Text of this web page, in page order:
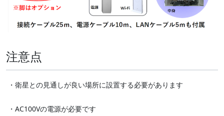
注意点
・衛星との見通しが良い場所に設置する必要があります
・AC100Vの電源が必要です